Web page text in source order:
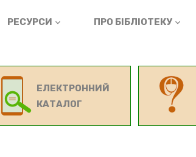
РЕСУРСИ ПРО БІБЛІОТЕКУ
ЕЛЕКТРОННИЙ
КАТАЛОГ